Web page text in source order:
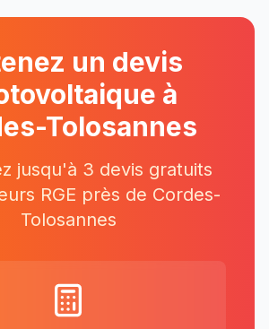
un devis
à
Tolosannes
jusqu'à 3 devis gratuits
RGE près de Cordes-
Tolosannes